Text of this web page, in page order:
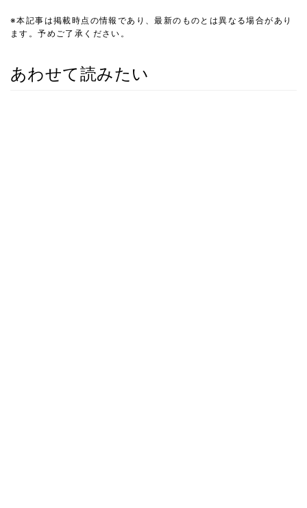
※本記事は掲載時点の情報であり、最新のものとは異なる場合があり
ます。予めご了承ください。
あわせて読みたい